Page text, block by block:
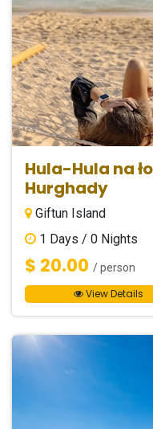
Hula-Hula na
Hurghady
Giftun Island
1 Days / 0 Nights
$ 20.00 / person
View Details